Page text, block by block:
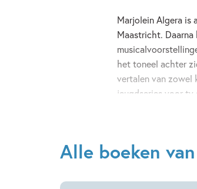
Marjolein Algera is
Maastricht.
het toneel achter
vertalen van zowel
jeugdseries voor
Alle boeken